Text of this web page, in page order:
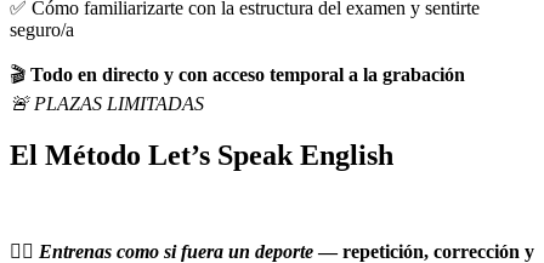
✅ Cómo familiarizarte con la estructura del examen y sentirte
seguro/a
🎬 Todo en directo y con acceso temporal a la grabación
🚨 PLAZAS LIMITADAS
El Método Let’s Speak English
👉🏼 Entrenas como si fuera un deporte— repetición, corrección y